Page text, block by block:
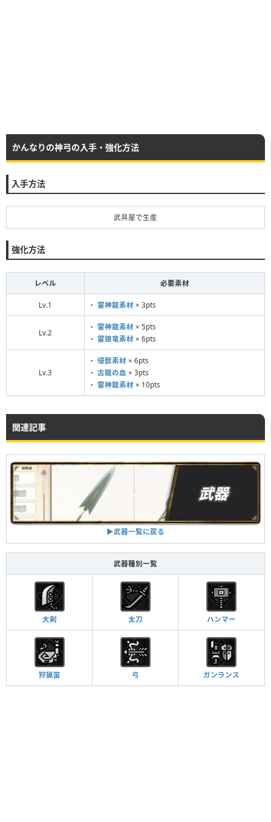
かんなりの神弓の入手・強化方法
入手方法
武具屋で生産
強化方法
レベル 必要素材
Lv.1 ・ 雷神龍素材 × 3pts
Lv.2
・ 雷神龍素材 × 5pts
・ 雷狼竜素材 × 6pts
Lv.3
・ 侵獣素材 × 6pts
・ 古龍の血 × 3pts
・ 雷神龍素材 × 10pts
関連記事
▶︎武器一覧に戻る
武器種別一覧
大剣 太刀 ハンマー
狩猟笛 弓 ガンランス